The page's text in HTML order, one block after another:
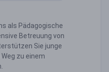
als Pädagogische
Betreuung von
Sie junge
zu einem